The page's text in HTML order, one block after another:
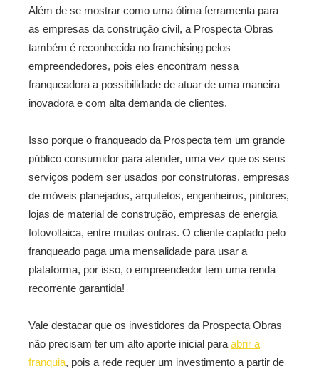
Além de se mostrar como uma ótima ferramenta para
as empresas da construção civil, a Prospecta Obras
também é reconhecida no franchising pelos
empreendedores, pois eles encontram nessa
franqueadora a possibilidade de atuar de uma maneira
inovadora e com alta demanda de clientes.
Isso porque o franqueado da Prospecta tem um grande
público consumidor para atender, uma vez que os seus
serviços podem ser usados por construtoras, empresas
de móveis planejados, arquitetos, engenheiros, pintores,
lojas de material de construção, empresas de energia
fotovoltaica, entre muitas outras. O cliente captado pelo
franqueado paga uma mensalidade para usar a
plataforma, por isso, o empreendedor tem uma renda
recorrente garantida!
Vale destacar que os investidores da Prospecta Obras
não precisam ter um alto aporte inicial para abrir a
franquia, pois a rede requer um investimento a partir de